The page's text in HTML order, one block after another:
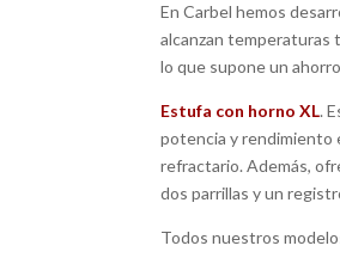
En Carbel hemos
alcanzan temperaturas
lo que supone un
Estufa con horno XL.
potencia y rendimiento
refractario. Además,
dos parrillas y un
Todos nuestros